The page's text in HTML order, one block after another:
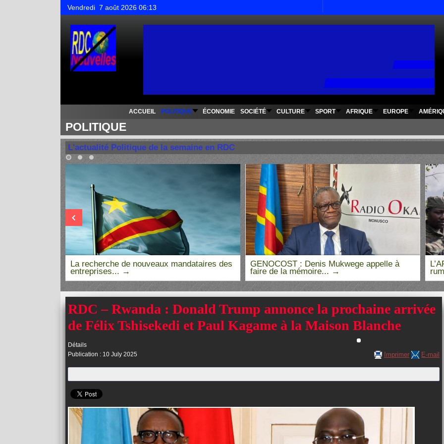
Vendredi 7 août 2026 06:13
Toutes les nouvelles économiques et financières de la RDC en un clic
ACCUEIL POLITIQUE ÉCONOMIE SOCIÉTÉ CULTURE SPORT AFRIQUE EUROPE
POLITIQUE
L'actualité Politique de la semaine en RDC
La recherche de nouveaux mandataires des
entreprises...
GENOCOST : Denis Mukwege appelle à
faire de la mémoire...
RDC – Rwanda : Donald Trump annonce la prochaine arrivée
de Félix Tshisekedi et Paul Kagame à la Maison Blanche
Imprimer E-mail
Détails
Publication : 10 July 2025
mandataires des entreprises...